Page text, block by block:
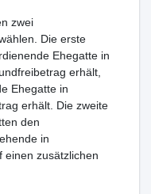
zwei
Die erste
Ehegatte in
erhält,
Ehegatte in
erhält. Die zweite
den
in
einen zusätzlichen